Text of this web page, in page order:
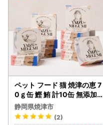
ペット フード 猫 焼津の恵 7
0ｇ缶 鰹 鮪 計10缶 無添加 (
a10-832)
静岡県焼津市
(2)